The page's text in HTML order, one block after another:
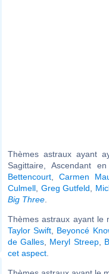
Thèmes astraux ayant
Sagittaire, Ascendant
Bettencourt ,Carmen
Culmell Greg Gutfeld
Big Three
Thèmes astraux ayant le
Taylor Swift
Beyoncé
de Galles
Meryl Streep,
cet aspect